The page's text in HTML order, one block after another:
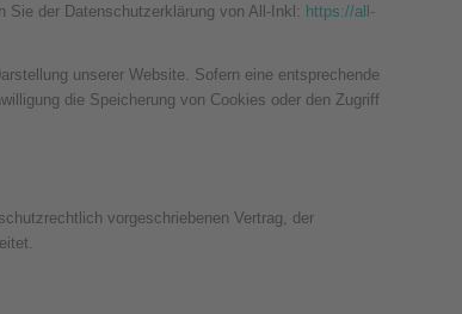
Sie der Datenschutzerklärung von All-Inkl: https://all-
unserer Website. Sofern eine entsprechende
die Speicherung von Cookies oder den Zugriff
vorgeschriebenen Vertrag, der